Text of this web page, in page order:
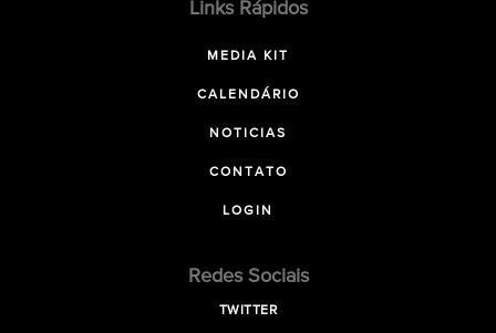
Links Rápidos
MEDIA KIT
CALENDÁRIO
NOTICIAS
CONTATO
LOGIN
Redes Sociais
TWITTER